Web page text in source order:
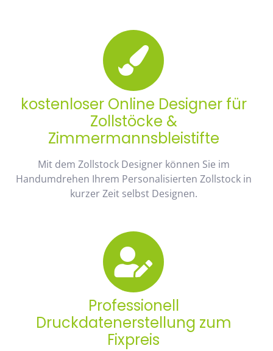
kostenloser Online Designer für
Zollstöcke &
Zimmermannsbleistifte
Mit dem Zollstock Designer können Sie im
Handumdrehen Ihrem Personalisierten Zollstock in
kurzer Zeit selbst Designen.
Professionell
Druckdatenerstellung zum
Fixpreis